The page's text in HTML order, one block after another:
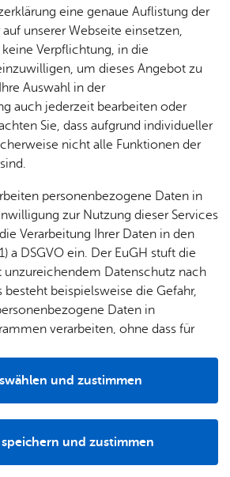
Stel­
len­an­
ge­bo­te
Aus­bil­
dung &
Stu­di­
um
Bil­
dung
& Be­
treu­
ung
Potz­
be­
treu­
ung
Schu­
len
Bauen
& Um­
welt
Geo­
da­ten
& 3D-
Stadt­
Bau­
stel­len
& Um­
lei­tun­
Um­
welt &
Kli­ma­
Sa­nie­
ren &
bi­li­en
Stadt­
sund­
heit &
kum
Ärzte &
Apo­
Fa­mi­lie
& Kin­
der
Se­nio­
ren
Woh­
nen
re­frei
Pfle­ge
& Un­
ter­stüt­
zung
und der
Schweiz.
Vor­le­sen
Bärn­stein, Dampf­schif­fahrt auf
ge­schicht­li­che Ent­wick­lung, Leip­
eine genaue Auflistung der
unserer Webseite einsetzen,
Verpflichtung, in die
um dieses Angebot zu
Auswahl in der
auch jederzeit bearbeiten oder
Sie, dass aufgrund individueller
nicht alle Funktionen der
personenbezogene Daten in
zur Nutzung dieser Services
Verarbeitung Ihrer Daten in den
a DSGVO ein. Der EuGH stuft die
unzureichendem Datenschutz nach
besteht beispielsweise die Gefahr,
Daten in
verarbeiten, ohne dass für
und zustimmen
und zustimmen